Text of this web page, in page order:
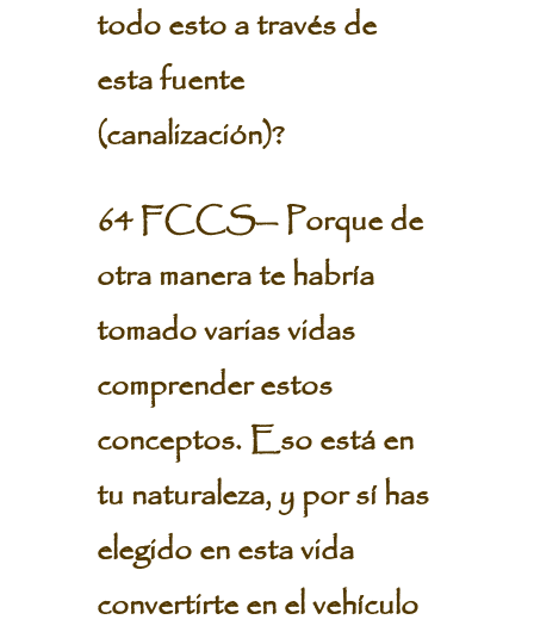
todo esto a través de
esta fuente
(canalización)?
64 FCCS— Porque de
otra manera te habría
tomado varias vidas
comprender estos
conceptos. Eso está en
tu naturaleza, y por sí has
elegido en esta vida
convertirte en el vehículo